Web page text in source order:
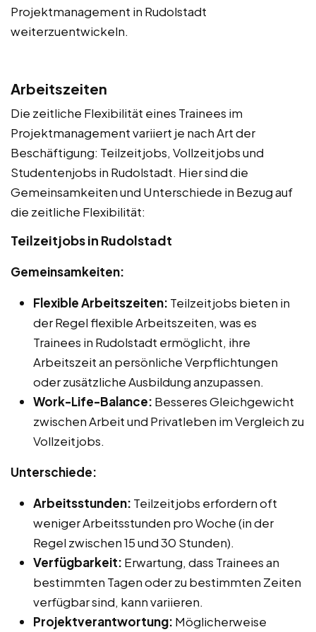
Projektmanagement in Rudolstadt
weiterzuentwickeln.
Arbeitszeiten
Die zeitliche Flexibilität eines Trainees im
Projektmanagement variiert je nach Art der
Beschäftigung: Teilzeitjobs, Vollzeitjobs und
Studentenjobs in Rudolstadt. Hier sind die
Gemeinsamkeiten und Unterschiede in Bezug auf
die zeitliche Flexibilität:
Teilzeitjobs in Rudolstadt
Gemeinsamkeiten:
Flexible Arbeitszeiten: Teilzeitjobs bieten in
der Regel flexible Arbeitszeiten, was es
Trainees in Rudolstadt ermöglicht, ihre
Arbeitszeit an persönliche Verpflichtungen
oder zusätzliche Ausbildung anzupassen.
Work-Life-Balance: Besseres Gleichgewicht
zwischen Arbeit und Privatleben im Vergleich zu
Vollzeitjobs.
Unterschiede:
Arbeitsstunden: Teilzeitjobs erfordern oft
weniger Arbeitsstunden pro Woche (in der
Regel zwischen 15 und 30 Stunden).
Verfügbarkeit: Erwartung, dass Trainees an
bestimmten Tagen oder zu bestimmten Zeiten
verfügbar sind, kann variieren.
Projektverantwortung: Möglicherweise